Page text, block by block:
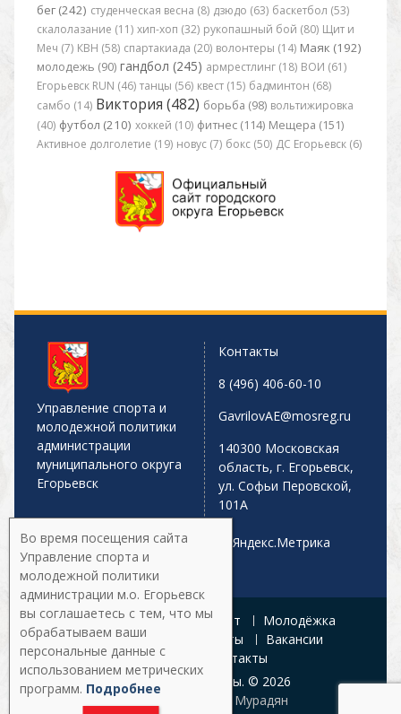
бег (242) студенческая весна (8) дзюдо (63) баскетбол (53)
скалолазание (11) хип-хоп (32) рукопашный бой (80) Щит и
Меч (7) КВН (58) спартакиада (20) волонтеры (14) Маяк (192)
молодежь (90) гандбол (245) армрестлинг (18) ВОИ (61)
Егорьевск RUN (46) танцы (56) квест (15) бадминтон (68)
самбо (14) Виктория (482) борьба (98) вольтижировка
(40) футбол (210) хоккей (10) фитнес (114) Мещера (151)
Активное долголетие (19) новус (7) бокс (50) ДС Егорьевск (6)
Управление спорта и
молодежной политики
администрации
муниципального округа
Егорьевск
Контакты
8 (496) 406-60-10
GavrilovAE@mosreg.ru
140300 Московская
область, г. Егорьевск,
ул. Софьи Перовской,
101А
Главная Афиша Спорт
Молодёжка
Управление
Документы
Вакансии
Галерея
Контакты
Все права защищены. © 2026
Разработка:
Армен Мурадян
Во время посещения сайта
Управление спорта и
молодежной политики
администрации м.о. Егорьевск
вы соглашаетесь с тем, что мы
обрабатываем ваши
персональные данные с
использованием метрических
программ. Подробнее